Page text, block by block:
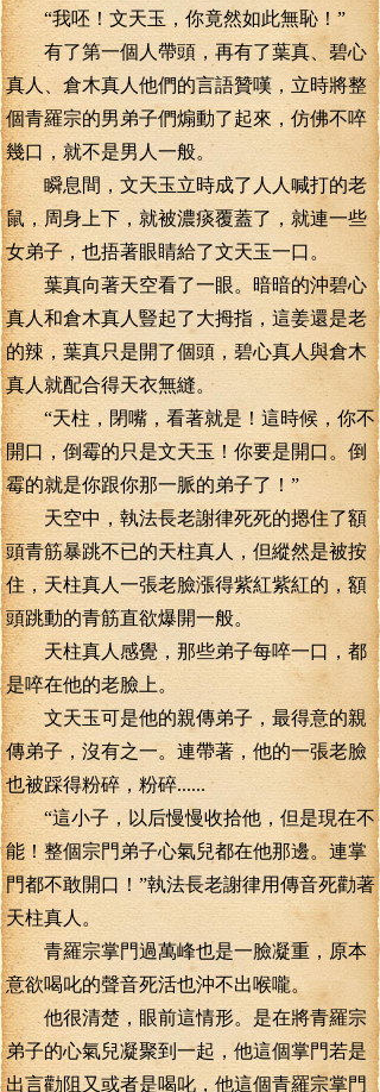
“我呸！文天玉，你竟然如此無恥！”
有了第一個人帶頭，再有了葉真、碧心
真人、倉木真人他們的言語贊嘆，立時將整
個青羅宗的男弟子們煽動了起來，仿佛不啐
幾口，就不是男人一般。
瞬息間，文天玉立時成了人人喊打的老
鼠，周身上下，就被濃痰覆蓋了，就連一些
女弟子，也捂著眼睛給了文天玉一口。
葉真向著天空看了一眼。暗暗的沖碧心
真人和倉木真人豎起了大拇指，這姜還是老
的辣，葉真只是開了個頭，碧心真人與倉木
真人就配合得天衣無縫。
“天柱，閉嘴，看著就是！這時候，你不
開口，倒霉的只是文天玉！你要是開口。倒
霉的就是你跟你那一脈的弟子了！”
天空中，執法長老謝律死死的摁住了額
頭青筋暴跳不已的天柱真人，但縱然是被按
住，天柱真人一張老臉漲得紫紅紫紅的，額
頭跳動的青筋直欲爆開一般。
天柱真人感覺，那些弟子每啐一口，都
是啐在他的老臉上。
文天玉可是他的親傳弟子，最得意的親
傳弟子，沒有之一。連帶著，他的一張老臉
也被踩得粉碎，粉碎......
“這小子，以后慢慢收拾他，但是現在不
能！整個宗門弟子心氣兒都在他那邊。連掌
門都不敢開口！”執法長老謝律用傳音死勸著
天柱真人。
青羅宗掌門過萬峰也是一臉凝重，原本
意欲喝叱的聲音死活也沖不出喉嚨。
他很清楚，眼前這情形。是在將青羅宗
弟子的心氣兒凝聚到一起，他這個掌門若是
出言勸阻又或者是喝叱，他這個青羅宗掌門